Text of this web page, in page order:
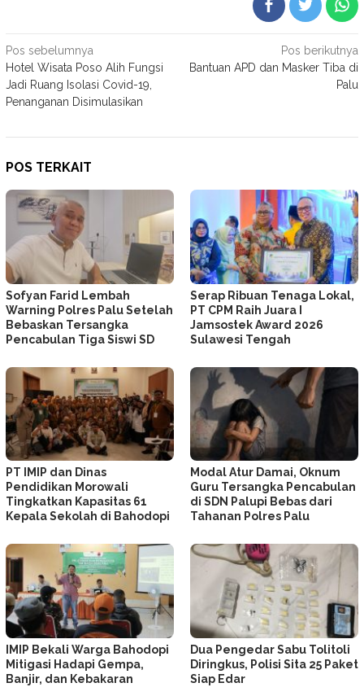
Navigasi
pos
Pos sebelumnya
Hotel Wisata Poso Alih Fungsi
Jadi Ruang Isolasi Covid-19,
Penanganan Disimulasikan
Pos berikutnya
Bantuan APD dan Masker Tiba di
Palu
POS TERKAIT
Sofyan Farid Lembah
Warning Polres Palu Setelah
Bebaskan Tersangka
Pencabulan Tiga Siswi SD
Serap Ribuan Tenaga Lokal,
PT CPM Raih Juara I
Jamsostek Award 2026
Sulawesi Tengah
PT IMIP dan Dinas
Pendidikan Morowali
Tingkatkan Kapasitas 61
Kepala Sekolah di Bahodopi
Modal Atur Damai, Oknum
Guru Tersangka Pencabulan
di SDN Palupi Bebas dari
Tahanan Polres Palu
IMIP Bekali Warga Bahodopi
Mitigasi Hadapi Gempa,
Banjir, dan Kebakaran
Dua Pengedar Sabu Tolitoli
Diringkus, Polisi Sita 25 Paket
Siap Edar